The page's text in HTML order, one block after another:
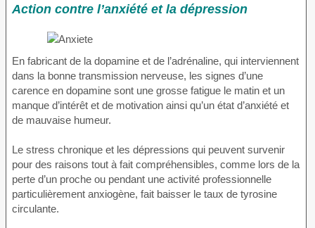
Action contre l’anxiété et la dépression
En fabricant de la dopamine et de l’adrénaline, qui interviennent
dans la bonne transmission nerveuse, les signes d’une
carence en dopamine sont une grosse fatigue le matin et un
manque d’intérêt et de motivation ainsi qu’un état d’anxiété et
de mauvaise humeur.
Le stress chronique et les dépressions qui peuvent survenir
pour des raisons tout à fait compréhensibles, comme lors de la
perte d’un proche ou pendant une activité professionnelle
particulièrement anxiogène, fait baisser le taux de tyrosine
circulante.